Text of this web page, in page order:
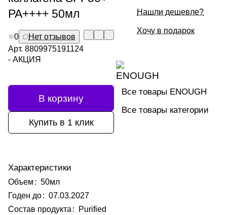
PA++++ 50мл
0
Нет отзывов
Арт. 8809975191124
- АКЦИЯ
В корзину
Купить в 1 клик
Характеристики
Объем : 50мл
Годен до: 07.03.2027
Состав продукта :
Purified
Нашли дешевле?
Хочу в подарок
Все товары ENOUGH
Все товары категории